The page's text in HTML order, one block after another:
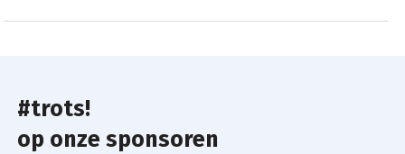
#trots!
op onze sponsoren